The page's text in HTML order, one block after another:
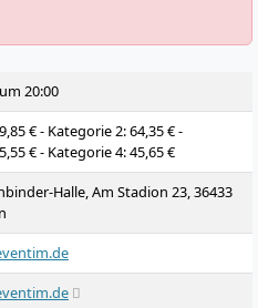
20:00
€ - Kategorie 2: 64,35 € -
€ - Kategorie 4: 45,65 €
Halle, Am Stadion 23, 36433